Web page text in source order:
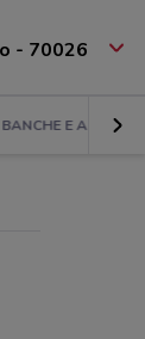
- 70026
BANCHE E